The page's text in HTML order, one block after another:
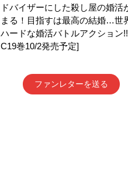
ドバイザーにした殺し屋の婚活
まる！目指すは最高の結婚…世
ハードな婚活バトルアクション
C19巻10/2発売予定]
ファンレターを送る